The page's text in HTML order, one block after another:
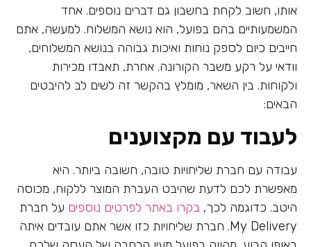
אותו, חשוב לקחת בחשבון גם דברים נוספים. אחד
המשמעותיים בהם בפועל, הוא נושא המשלוח. למעשה, אתם
חייבים כיום לספק נוחות ואיכות גבוהה בנושא המשלוחים,
וודאי על רקע משבר הקורונה. אחרת, תאבדו מכירות
ולקוחות. בין השאר, מומלץ בהקשר זה לשים לב להיבטים
הבאים:
לעבוד עם מקצוענים
עבודה עם חברת שליחויות טובה, חשובה ביותר. היא
מאפשרת לכם לדעת שהיבט העברת המוצר ללקוח, מכוסה
היטב. כדוגמה לכך, בקרו באתר לפרטים נוספים על חברת
My Delivery. חברת שליחויות כזו אשר אתם עובדים איתה